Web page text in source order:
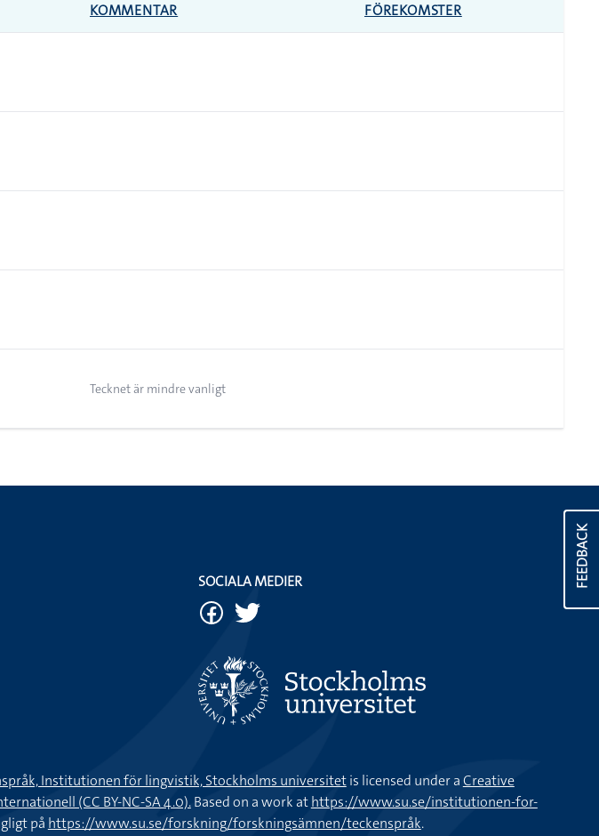
KOMMENTAR FÖREKOMSTER
Tecknet är mindre vanligt
FEEDBACK
SOCIALA MEDIER
Institutionen för lingvistik, Stockholms universitetis licensed under aCreative
(CC BY-NC-SA 4.0).Based on a work athttps://www.su.se/institutionen-for-
på https://www.su.se/forskning/forskningsämnen/teckenspråk.